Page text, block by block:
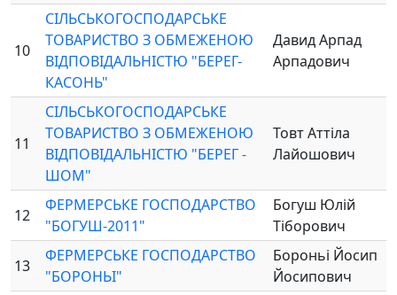
10
СІЛЬСЬКОГОСПОДАРСЬКЕ
ТОВАРИСТВО З ОБМЕЖЕНОЮ
ВІДПОВІДАЛЬНІСТЮ "БЕРЕГ-
КАСОНЬ"
Давид Арпад
Арпадович
11
СІЛЬСЬКОГОСПОДАРСЬКЕ
ТОВАРИСТВО З ОБМЕЖЕНОЮ
ВІДПОВІДАЛЬНІСТЮ "БЕРЕГ -
ШОМ"
Товт Аттіла
Лайошович
12
ФЕРМЕРСЬКЕ ГОСПОДАРСТВО
"БОГУШ-2011"
Богуш Юлій
Тіборович
13
ФЕРМЕРСЬКЕ ГОСПОДАРСТВО
"БОРОНЬІ"
Бороньі Йосип
Йосипович